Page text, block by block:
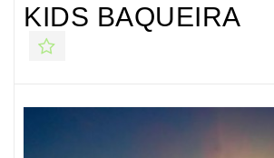
KIDS BAQUEIRA